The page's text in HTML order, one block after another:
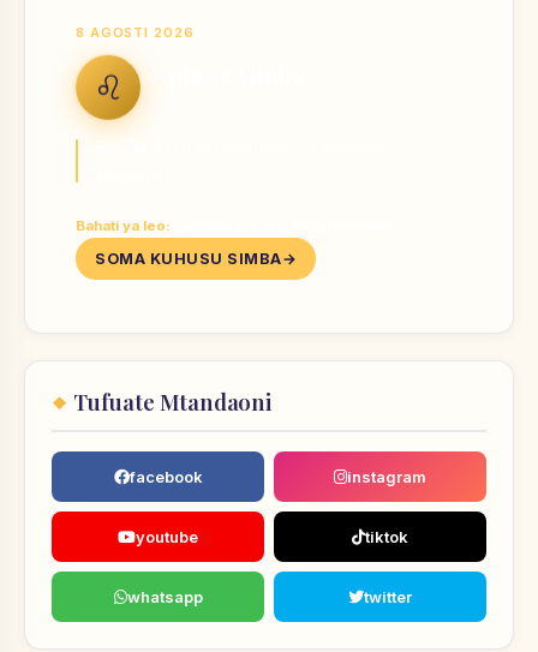
8 AGOSTI 2026
♌ Nyota ya Simba
Bahati ya leo:
SOMA KUHUSU SIMBA
Tufuate Mtandaoni
facebook instagram
youtube tiktok
whatsapp twitter